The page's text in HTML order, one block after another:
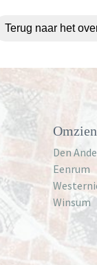
Terug naar het
Den
Eenrum
Winsum